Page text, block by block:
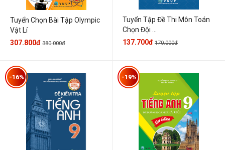
Tuyển Chọn Bài Tập Olympic
Vật Lí
307.800đ 380.000đ
Tuyển Tập Đề Thi Môn Toán
Chọn Đội ...
137.700đ 170.000đ
-16% -19%